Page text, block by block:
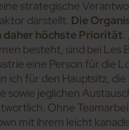
strategische
darstellt. Die
daher höchste Priorität.
besteht, sind bei Les
eine Person für die
ich für den Hauptsitz,
sowie jeglichen
Ohne
mit ihrem leicht